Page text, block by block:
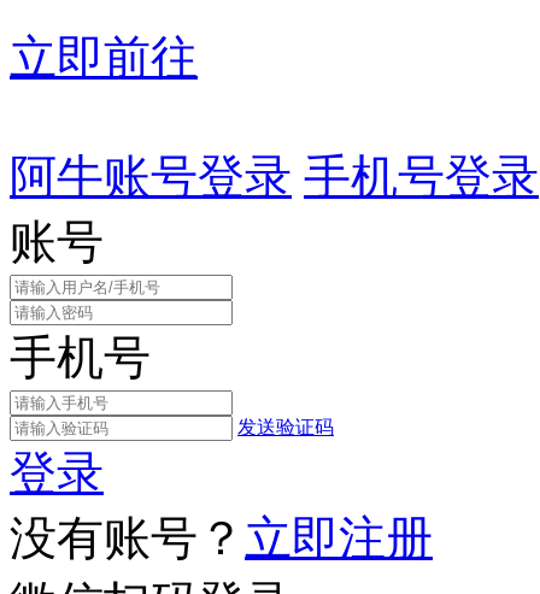
立即前往
阿牛账号登录 手机号登录
账号
手机号
发送验证码
登录
没有账号？ 立即注册